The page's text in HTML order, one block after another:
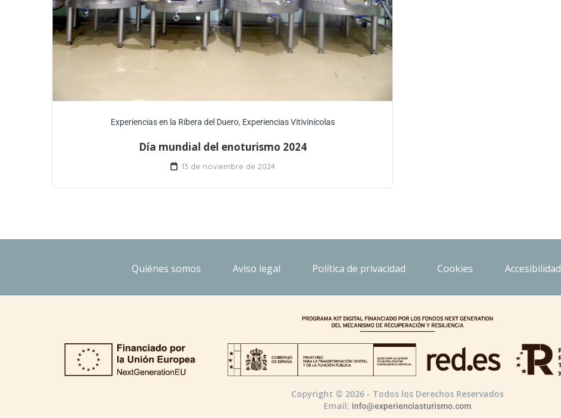
Experiencias en la Ribera del Duero, Experiencias Vitivinícolas
Día mundial del enoturismo 2024
13 de noviembre de 2024
Quiénes somos Aviso legal Política de privacidad Cookies Accesibilidad
Copyright © 2026 - Todos los Derechos Reservados
Email: info@experienciasturismo.com